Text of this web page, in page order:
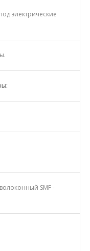
электрические
SMF -